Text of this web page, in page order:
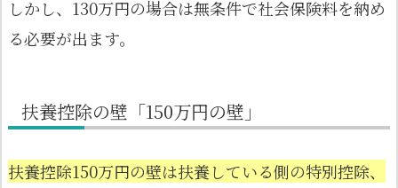
しかし、130万円の場合は無条件で社会保険料を納め
る必要が出ます。
扶養控除の壁「150万円の壁」
扶養控除150万円の壁は扶養している側の特別控除、